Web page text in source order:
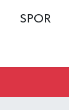
SPOR